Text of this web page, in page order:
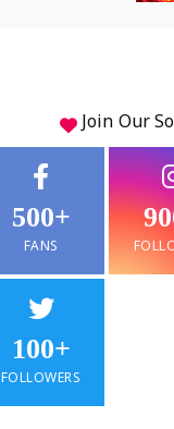
Join Our
500+
FANS
100+
FOLLOWERS